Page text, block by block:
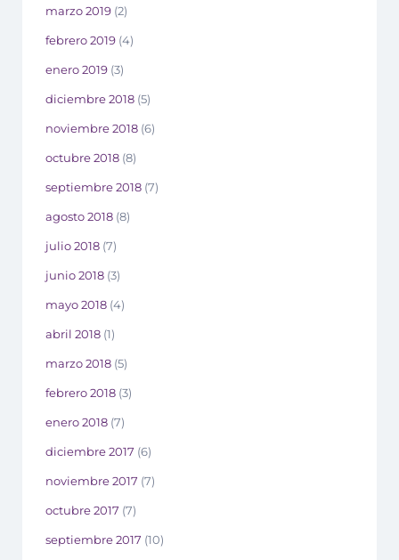
marzo 2019 (2)
febrero 2019 (4)
enero 2019 (3)
diciembre 2018 (5)
noviembre 2018 (6)
octubre 2018 (8)
septiembre 2018 (7)
agosto 2018 (8)
julio 2018 (7)
junio 2018 (3)
mayo 2018 (4)
abril 2018 (1)
marzo 2018 (5)
febrero 2018 (3)
enero 2018 (7)
diciembre 2017 (6)
noviembre 2017 (7)
octubre 2017 (7)
septiembre 2017 (10)